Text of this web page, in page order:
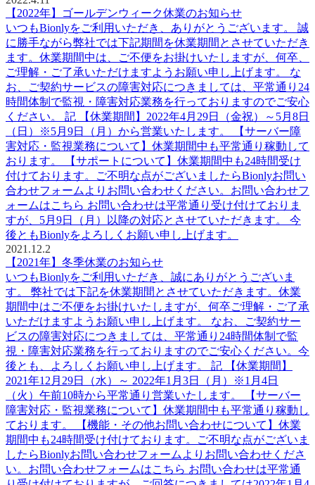
【2022年】ゴールデンウィーク休業のお知らせ
いつもBionlyをご利用いただき、ありがとうございます。 誠
に勝手ながら弊社では下記期間を休業期間とさせていただき
ます。休業期間中は、ご不便をお掛けいたしますが、何卒、
ご理解・ご了承いただけますようお願い申し上げます。 な
お、ご契約サービスの障害対応につきましては、平常通り24
時間体制で監視・障害対応業務を行っておりますのでご安心
ください。 記 【休業期間】2022年4月29日（金祝）～5月8日
（日）※5月9日（月）から営業いたします。 【サーバー障
害対応・監視業務について】休業期間中も平常通り稼動して
おります。 【サポートについて】休業期間中も24時間受け
付けております。ご不明な点がございましたらBionlyお問い
合わせフォームよりお問い合わせください。お問い合わせフ
ォームはこちら お問い合わせは平常通り受け付けておりま
すが、5月9日（月）以降の対応とさせていただきます。 今
後ともBionlyをよろしくお願い申し上げます。
2021.12.2
【2021年】冬季休業のお知らせ
いつもBionlyをご利用いただき、誠にありがとうございま
す。 弊社では下記を休業期間とさせていただきます。休業
期間中はご不便をお掛けいたしますが、何卒ご理解・ご了承
いただけますようお願い申し上げます。 なお、ご契約サー
ビスの障害対応につきましては、平常通り24時間体制で監
視・障害対応業務を行っておりますのでご安心ください。今
後とも、よろしくお願い申し上げます。 記 【休業期間】
2021年12月29日（水）～ 2022年1月3日（月）※1月4日
（火）午前10時から平常通り営業いたします。 【サーバー
障害対応・監視業務について】休業期間中も平常通り稼動し
ております。 【機能・その他お問い合わせについて】休業
期間中も24時間受け付けております。ご不明な点がございま
したらBionlyお問い合わせフォームよりお問い合わせくださ
い。お問い合わせフォームはこちら お問い合わせは平常通